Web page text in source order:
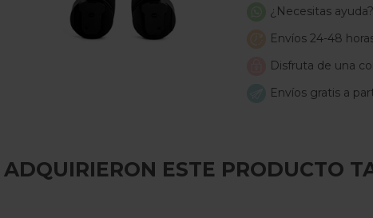
¿Necesitas
Envíos 24-48
Disfruta de una
Envíos gratis a
ESTE PRODUCTO